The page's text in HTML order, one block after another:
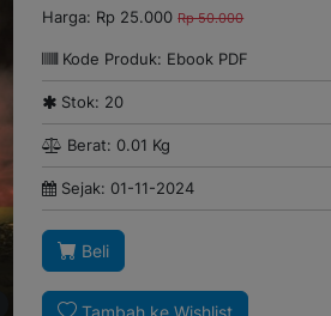
Harga: Rp 25.000 Rp 50.000
Kode Produk: Ebook PDF
Stok: 20
Berat: 0.01 Kg
Sejak: 01-11-2024
Beli
Tambah ke Wishlist